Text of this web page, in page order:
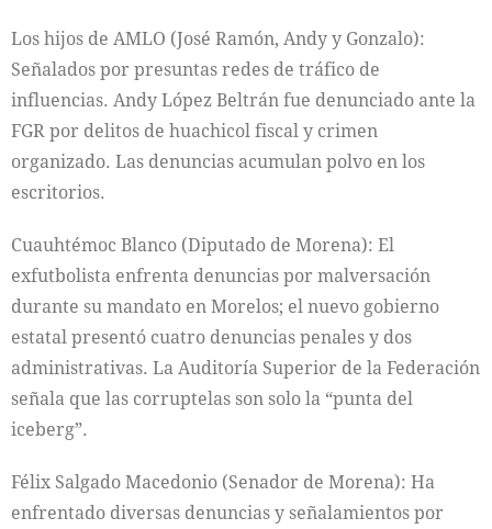
Los hijos de AMLO (José Ramón, Andy y Gonzalo):
Señalados por presuntas redes de tráfico de
influencias. Andy López Beltrán fue denunciado ante la
FGR por delitos de huachicol fiscal y crimen
organizado. Las denuncias acumulan polvo en los
escritorios.
Cuauhtémoc Blanco (Diputado de Morena): El
exfutbolista enfrenta denuncias por malversación
durante su mandato en Morelos; el nuevo gobierno
estatal presentó cuatro denuncias penales y dos
administrativas. La Auditoría Superior de la Federación
señala que las corruptelas son solo la “punta del
iceberg”.
Félix Salgado Macedonio (Senador de Morena): Ha
enfrentado diversas denuncias y señalamientos por